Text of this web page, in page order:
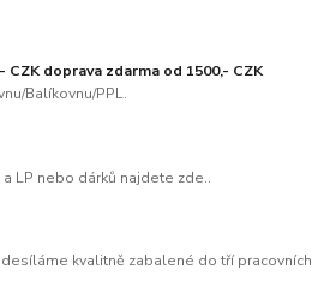
CZK doprava zdarma od 1500,- CZK
Balíkovnu/PPL.
a LP nebo dárků najdete zde..
kvalitně zabalené do tří pracovních